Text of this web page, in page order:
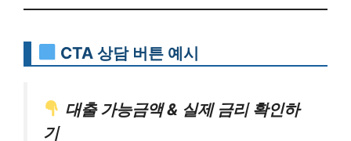
CTA 상담 버튼 예시
대출 가능금액 & 실제 금리 확인하
기